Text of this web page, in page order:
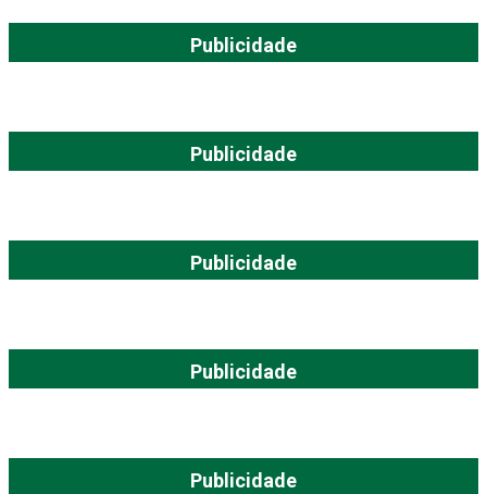
Publicidade
Publicidade
Publicidade
Publicidade
Publicidade